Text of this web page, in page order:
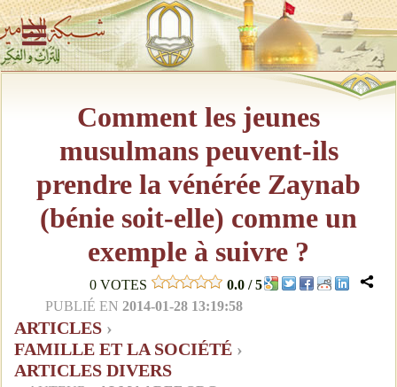
Comment les jeunes
musulmans peuvent-ils
prendre la vénérée Zaynab
(bénie soit-elle) comme un
exemple à suivre ?
0 VOTES 0.0 /5
ARTICLES ›
FAMILLE ET LA SOCIÉTÉ ›
ARTICLES DIVERS
PUBLIÉ EN 2014-01-28 13:19:58